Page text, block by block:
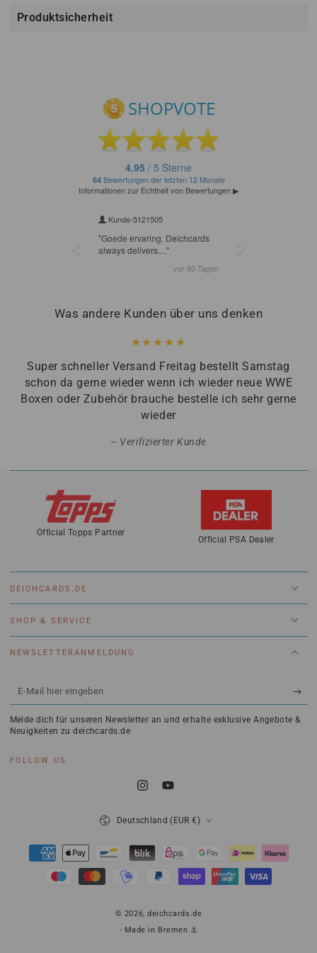
Produktsicherheit
Was andere Kunden über uns denken
Super schneller Versand Freitag bestellt Samstag
schon da gerne wieder wenn ich wieder neue WWE
Boxen oder Zubehör brauche bestelle ich sehr gerne
wieder
Verifizierter Kunde
Official Topps Partner
Official PSA Dealer
DEICHCARDS.DE
SHOP & SERVICE
NEWSLETTERANMELDUNG
E-
Mail
hier
Melde dich für unseren Newsletter an und erhalte exklusive Angebote &
Neuigkeiten zu deichcards.de
FOLLOW US
InstagramYouTube
© 2026,deichcards.de
- Made in Bremen ⚓
Deutschland (EUR €)
Zahlungsmöglichkeiten